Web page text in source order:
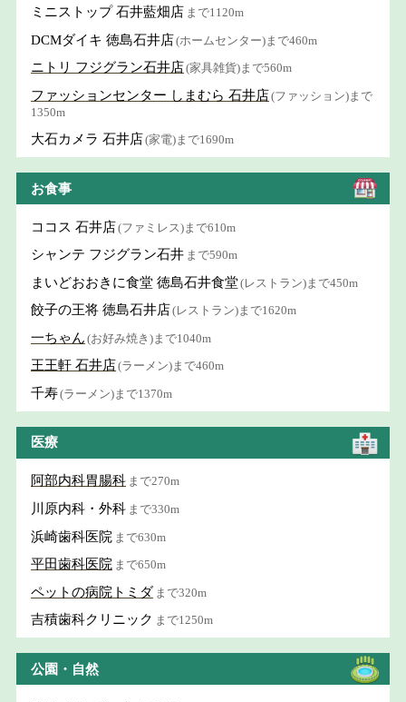
ミニストップ 石井藍畑店 まで1120m
DCMダイキ 徳島石井店(ホームセンター)まで460m
ニトリ フジグラン石井店(家具雑貨)まで560m
ファッションセンター しまむら 石井店(ファッション)まで
1350m
大石カメラ 石井店(家電)まで1690m
お食事
ココス 石井店(ファミレス)まで610m
シャンテ フジグラン石井 まで590m
まいどおおきに食堂 徳島石井食堂(レストラン)まで450m
餃子の王将 徳島石井店(レストラン)まで1620m
一ちゃん (お好み焼き)まで1040m
王王軒 石井店(ラーメン)まで460m
千寿(ラーメン)まで1370m
医療
阿部内科胃腸科 まで270m
川原内科・外科 まで330m
浜崎歯科医院 まで630m
平田歯科医院 まで650m
ペットの病院トミダ まで320m
吉積歯科クリニック まで1250m
公園・自然